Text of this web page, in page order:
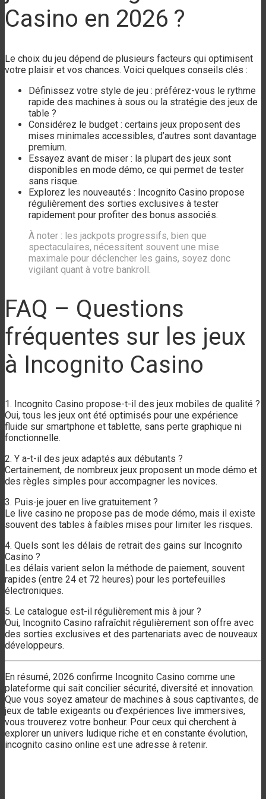
Casino en 2026 ?
Le choix du jeu dépend de plusieurs facteurs qui optimisent
votre plaisir et vos chances. Voici quelques conseils clés :
Définissez votre style de jeu : préférez-vous le rythme
rapide des machines à sous ou la stratégie des jeux de
table ?
Considérez le budget : certains jeux proposent des
mises minimales accessibles, d’autres sont davantage
premium.
Essayez avant de miser : la plupart des jeux sont
disponibles en mode démo, ce qui permet de tester
sans risque.
Explorez les nouveautés : Incognito Casino propose
régulièrement des sorties exclusives à tester
rapidement pour profiter des bonus associés.
À noter : les jackpots progressifs, bien que
spectaculaires, nécessitent souvent une mise
maximale pour déclencher les gains, soyez donc
vigilant quant à votre bankroll.
FAQ – Questions
fréquentes sur les jeux
à Incognito Casino
1. Incognito Casino propose-t-il des jeux mobiles de qualité ?
Oui, tous les jeux ont été optimisés pour une expérience
fluide sur smartphone et tablette, sans perte graphique ni
fonctionnelle.
2. Y a-t-il des jeux adaptés aux débutants ?
Certainement, de nombreux jeux proposent un mode démo et
des règles simples pour accompagner les novices.
3. Puis-je jouer en live gratuitement ?
Le live casino ne propose pas de mode démo, mais il existe
souvent des tables à faibles mises pour limiter les risques.
4. Quels sont les délais de retrait des gains sur Incognito
Casino ?
Les délais varient selon la méthode de paiement, souvent
rapides (entre 24 et 72 heures) pour les portefeuilles
électroniques.
5. Le catalogue est-il régulièrement mis à jour ?
Oui, Incognito Casino rafraîchit régulièrement son offre avec
des sorties exclusives et des partenariats avec de nouveaux
développeurs.
En résumé, 2026 confirme Incognito Casino comme une
plateforme qui sait concilier sécurité, diversité et innovation.
Que vous soyez amateur de machines à sous captivantes, de
jeux de table exigeants ou d’expériences live immersives,
vous trouverez votre bonheur. Pour ceux qui cherchent à
explorer un univers ludique riche et en constante évolution,
incognito casino online est une adresse à retenir.